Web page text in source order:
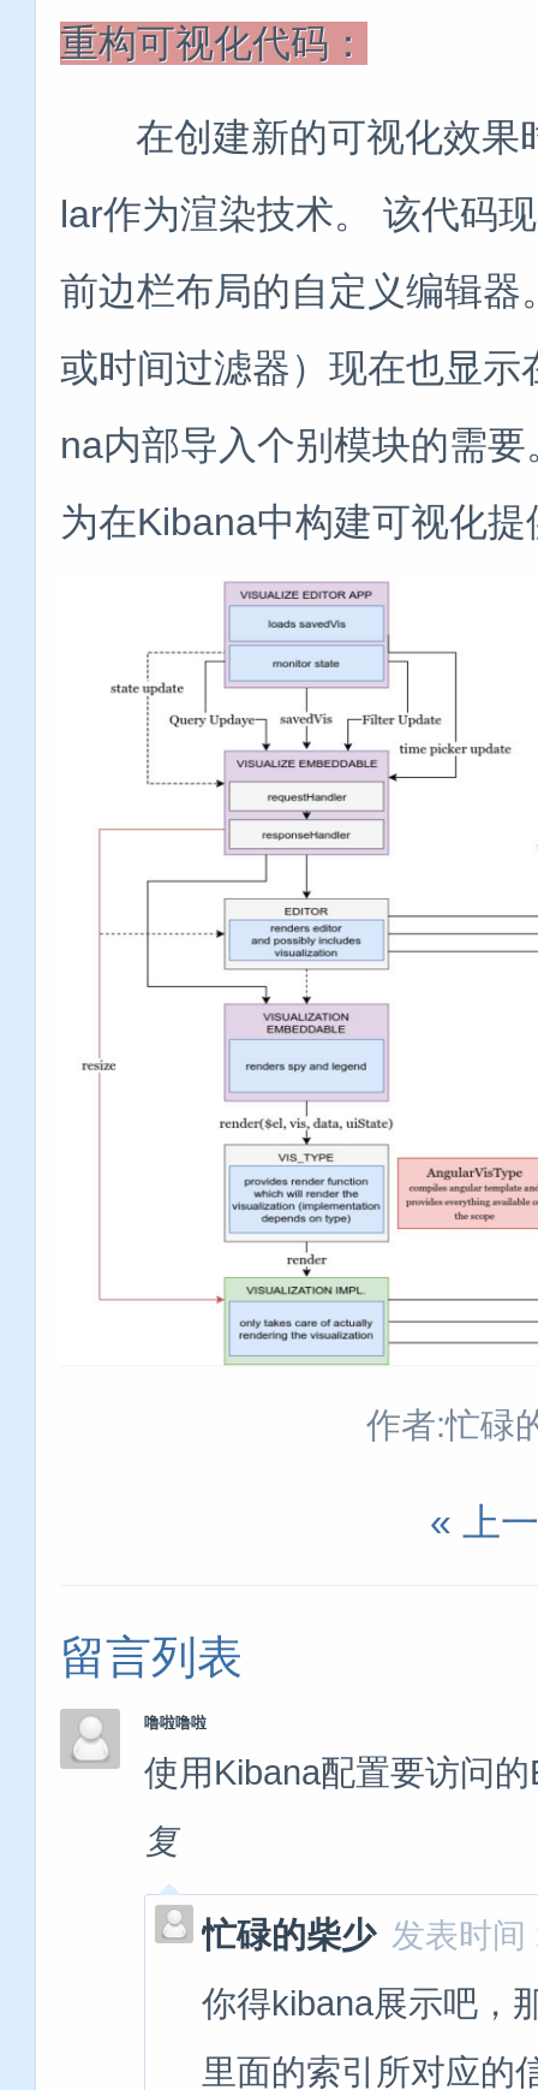
重构可视化代码：
在创建新的可视化效果
lar作为渲染技术。 该代码
前边栏布局的自定义编辑
或时间过滤器）现在也显
na内部导入个别模块的需
为在Kibana中构建可视化
作者:忙碌
« 上
留言列表
噜啦噜啦
使用Kibana配置要访问
复
忙碌的柴少 发表时
你得kibana展示吧，
里面的索引所对应的